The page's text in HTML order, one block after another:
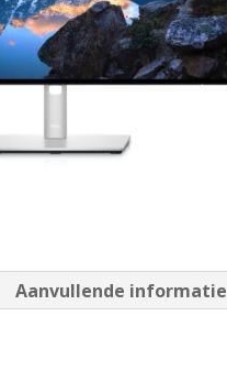
Aanvullende informatie